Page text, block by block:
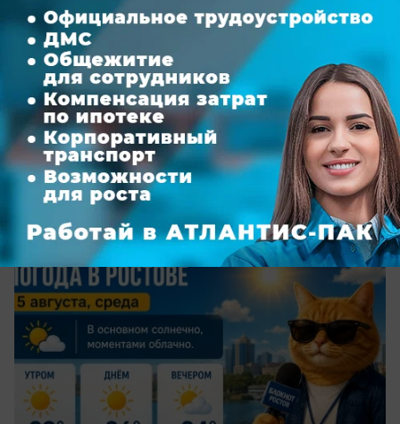
сегодня в 08:00 0
Общество
Жара не отступает: каким будет погода в
Ростове-на-Дону 7 августа
О погоде на пятницу